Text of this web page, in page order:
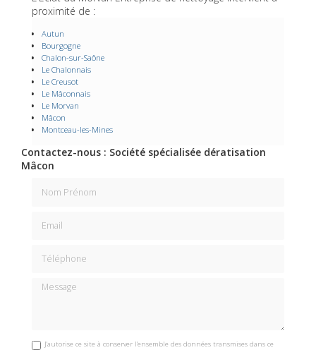
proximité de :
Autun
Bourgogne
Chalon-sur-Saône
Le Chalonnais
Le Creusot
Le Mâconnais
Le Morvan
Mâcon
Montceau-les-Mines
Contactez-nous : Société spécialisée dératisation
Mâcon
Message
J'autorise ce site à conserver l'ensemble des données transmises dans ce